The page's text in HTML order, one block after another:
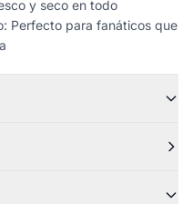
y seco en todo
Perfecto para fanáticos que